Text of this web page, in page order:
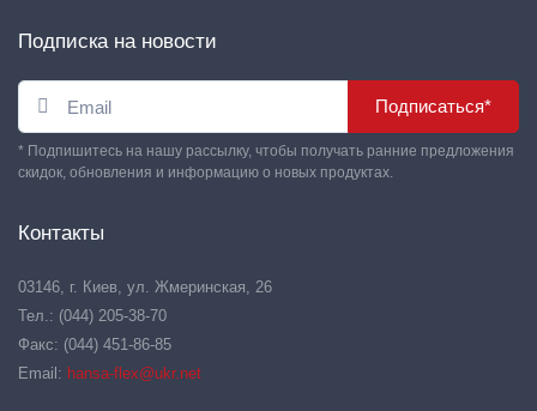
Подписка на новости
Подписаться*
* Подпишитесь на нашу рассылку, чтобы получать ранние предложения
скидок, обновления и информацию о новых продуктах.
Контакты
03146, г. Киев, ул. Жмеринская, 26
Тел.: (044) 205-38-70
Факс: (044) 451-86-85
Email: hansa-flex@ukr.net